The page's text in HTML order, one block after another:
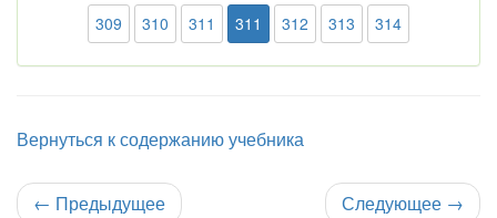
309 310 311 311 312 313 314
Вернуться к содержанию учебника
← Предыдущее Следующее →